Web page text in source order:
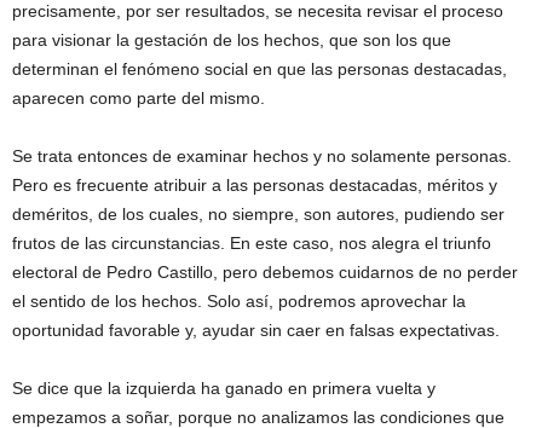
precisamente, por ser resultados, se necesita revisar el proceso
para visionar la gestación de los hechos, que son los que
determinan el fenómeno social en que las personas destacadas,
aparecen como parte del mismo.
Se trata entonces de examinar hechos y no solamente personas.
Pero es frecuente atribuir a las personas destacadas, méritos y
deméritos, de los cuales, no siempre, son autores, pudiendo ser
frutos de las circunstancias. En este caso, nos alegra el triunfo
electoral de Pedro Castillo, pero debemos cuidarnos de no perder
el sentido de los hechos. Solo así, podremos aprovechar la
oportunidad favorable y, ayudar sin caer en falsas expectativas.
Se dice que la izquierda ha ganado en primera vuelta y
empezamos a soñar, porque no analizamos las condiciones que